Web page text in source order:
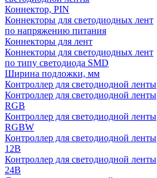
Коннектор, PIN
Коннекторы для светодиодных лент
по напряжению питания
Коннекторы для лент
Коннекторы для светодиодных лент
по типу светодиода SMD
Ширина подложки, мм
Контроллер для светодиодной ленты
Контроллер для светодиодной ленты
RGB
Контроллер для светодиодной ленты
RGBW
Контроллер для светодиодной ленты
12В
Контроллер для светодиодной ленты
24В